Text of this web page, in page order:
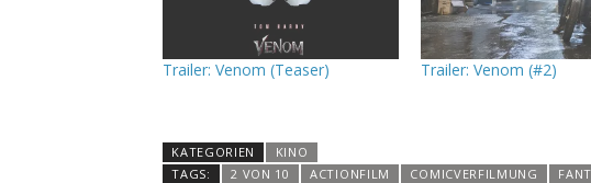
Trailer: Venom (Teaser) Trailer: Venom (#2)
KATEGORIEN
KINO
TAGS:
2 VON 10 ACTIONFILM COMICVERFILMUNG